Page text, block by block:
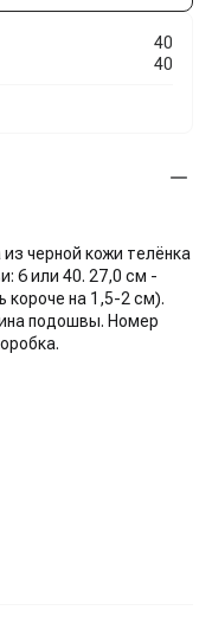
40
40
черной кожи телёнка
6 или 40. 27,0 см -
короче на 1,5-2 см).
подошвы. Номер